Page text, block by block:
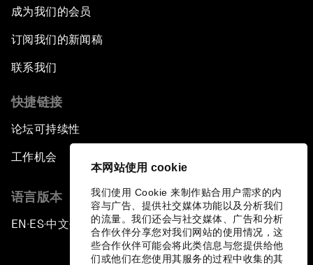
本网站使用 cookie
我们使用 Cookie 来制作贴合用户需求的内
容与广告、提供社交媒体功能以及分析我们
的流量。我们还会与社交媒体、广告和分析
合作伙伴分享您对我们网站的使用情况，这
些合作伙伴可能会将此类信息与您提供给他
们或他们在您使用其服务的过程中收集的其
成为我们的会员
订阅我们的新闻稿
联系我们
快捷链接
论坛可持续性
工作机会
语言版本
EN ▪ES▪中文▪ 日本語